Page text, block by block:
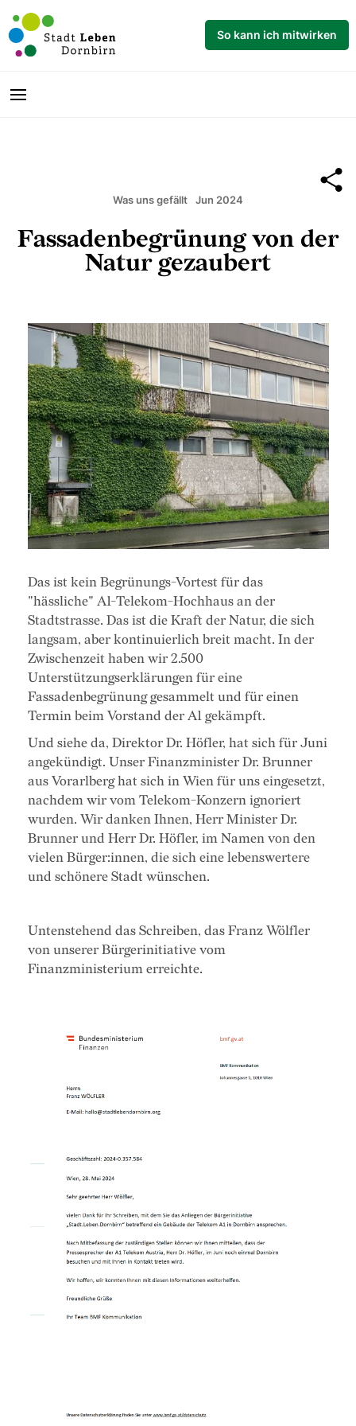
So kann ich mitwirken
Was uns gefällt Jun 2024
Fassadenbegrünung von der
Natur gezaubert
Das ist kein Begrünungs-Vortest für das
"hässliche" A1-Telekom-Hochhaus an der
Stadtstrasse. Das ist die Kraft der Natur, die sich
langsam, aber kontinuierlich breit macht. In der
Zwischenzeit haben wir 2.500
Unterstützungserklärungen für eine
Fassadenbegrünung gesammelt und für einen
Termin beim Vorstand der A1 gekämpft.
Und siehe da, Direktor Dr. Höfler, hat sich für Juni
angekündigt. Unser Finanzminister Dr. Brunner
aus Vorarlberg hat sich in Wien für uns eingesetzt,
nachdem wir vom Telekom-Konzern ignoriert
wurden. Wir danken Ihnen, Herr Minister Dr.
Brunner und Herr Dr. Höfler, im Namen von den
vielen Bürger:innen, die sich eine lebenswertere
und schönere Stadt wünschen.
Untenstehend das Schreiben, das Franz Wölfler
von unserer Bürgerinitiative vom
Finanzministerium erreichte.